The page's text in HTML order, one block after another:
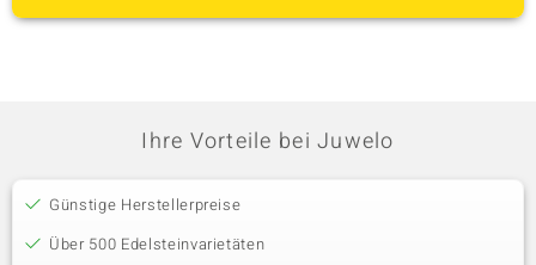
Ihre Vorteile bei Juwelo
Günstige Herstellerpreise
Über 500 Edelsteinvarietäten